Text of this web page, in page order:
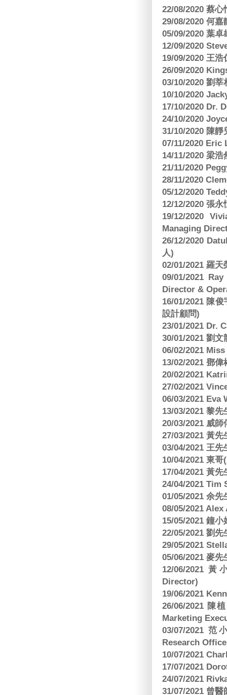
22/08/2020 蔡
29/08/2020 何
05/09/2020 葉
12/09/2020
19/09/2020 王
26/09/2020
03/10/2020 劉
10/10/2020
17/10/2020 Dr.
24/10/2020
31/10/2020 陳
07/11/2020 Eric
14/11/2020 梁
21/11/2020
28/11/2020
05/12/2020
12/12/2020 張
19/12/2020
Managing
26/12/2020
人)
02/01/2021 羅
09/01/2021
Director &
16/01/2021 陳
設計顧問)
23/01/2021 Dr.
30/01/2021 劉
06/02/2021
13/02/2021 鄧
20/02/2021
27/02/2021
06/03/2021 Eva
13/03/2021 黎
20/03/2021 威
27/03/2021 黃
03/04/2021 王
10/04/2021 東
17/04/2021 黃
24/04/2021 Tim
01/05/2021 余
08/05/2021
15/05/2021 鐘
22/05/2021 劉
29/05/2021
05/06/2021 麥
12/06/2021
Director)
19/06/2021
26/06/2021 陳
Marketing
03/07/2021 范
Research
10/07/2021
17/07/2021
24/07/2021
31/07/2021 曾